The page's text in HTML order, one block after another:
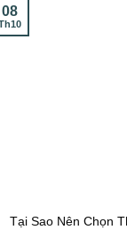
Tại Sao Nên Chọn
08